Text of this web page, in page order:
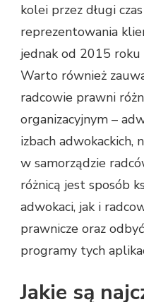
kolei przez długi
reprezentowania
jednak od 2015
Warto również
radcowie prawni
organizacyjnym –
izbach
w samorządzie
różnicą jest sposób
adwokaci, jak i
prawnicze oraz
programy tych
Jakie są